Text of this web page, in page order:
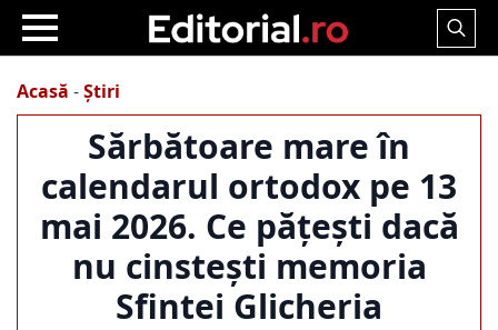
Search
Acasă -Știri
Sărbătoare mare în
calendarul ortodox pe 13
mai 2026. Ce pățești dacă
nu cinstești memoria
Sfintei Glicheria